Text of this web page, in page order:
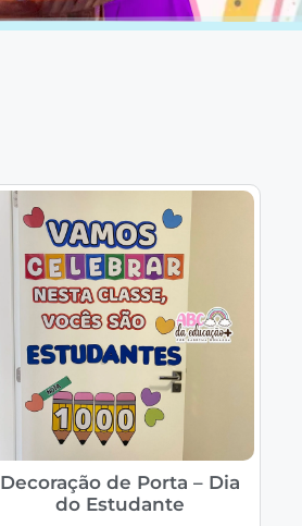
Decoração de Porta – Dia
do Estudante